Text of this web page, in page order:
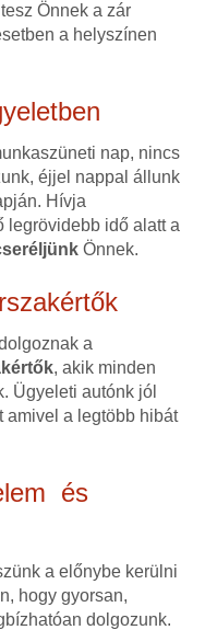
Önnek a zár
a helyszínen
nap, nincs
éjjel nappal állunk
Hívja
legrövidebb idő alatt a
Önnek.
a
, akik minden
Ügyeleti autónk jól
a legtöbb hibát
és
a előnybe kerülni
hogy gyorsan,
dolgozunk.